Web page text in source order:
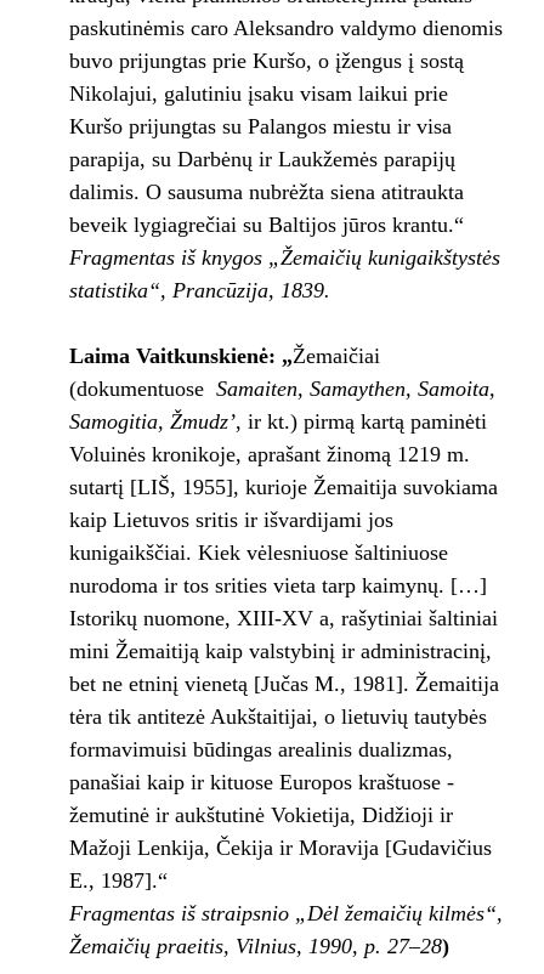
paskutinėmis caro Aleksandro valdymo dienomis
buvo prijungtas prie Kuršo, o įžengus į sostą
Nikolajui, galutiniu įsaku visam laikui prie
Kuršo prijungtas su Palangos miestu ir visa
parapija, su Darbėnų ir Laukžemės parapijų
dalimis. O sausuma nubrėžta siena atitraukta
beveik lygiagrečiai su Baltijos jūros krantu.“
Fragmentas iš knygos „Žemaičių kunigaikštystės
statistika“, Prancūzija, 1839.
Laima Vaitkunskienė: „Žemaičiai
(dokumentuose ­ Samaiten, Samaythen, Samoita,
Samogitia, Žmudz’, ir kt.) pirmą kartą paminėti
Voluinės kronikoje, aprašant žinomą 1219 m.
sutartį [LIŠ, 1955], kurioje Žemaitija suvokiama
kaip Lietuvos sritis ir išvardijami jos
kunigaikščiai. Kiek vėlesniuose šaltiniuose
nurodoma ir tos srities vieta tarp kaimynų. […]
Istorikų nuomone, XIII-XV a, rašytiniai šaltiniai
mini Žemaitiją kaip valstybinį ir administracinį,
bet ne etninį vienetą [Jučas M., 1981]. Žemaitija
tėra tik antitezė Aukštaitijai, o lietuvių tautybės
formavimuisi būdingas arealinis dualizmas,
panašiai kaip ir kituose Europos kraštuose ­
žemutinė ir aukštutinė Vokietija, Didžioji ir
Mažoji Lenkija, Čekija ir Moravija [Gudavičius
E., 1987].“
Fragmentas iš straipsnio „Dėl žemaičių kilmės“,
Žemaičių praeitis, Vilnius, 1990, p. 27–28)